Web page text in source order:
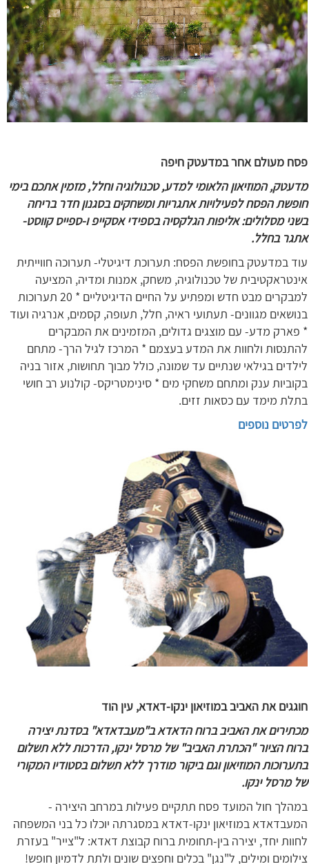
פסח מעולם אחר במדעטק חיפה
מדעטק, המוזיאון הלאומי למדע, טכנולוגיה וחלל, מזמין אתכם בימי
חופשת הפסח לפעילויות אתגריות ומשחקים בסגנון חדר בריחה
בשני מסלולים: אליפות הגלקסיה בספידי אסקייפ ו-ספייס קווסט-
אתגר בחלל.
עוד במדעטק בחופשת הפסח: תערוכת דיגיטלי- תערוכה חווייתית
אינטראקטיבית של טכנולוגיה, משחק, אמנות ומדיה, המציעה
למבקרים מבט חדש ומפתיע על החיים הדיגיטליים * 20 תערוכות
בנושאים מגוונים- תעתועי ראיה, חלל, תעופה, קסמים, אנרגיה ועוד
* פארק מדע- עם מוצגים גדולים, המזמינים את המבקרים
להתנסות ולחוות את המדע בעצמם * המרכז לגיל הרך- מתחם
לילדים בגילאי שנתיים עד שמונה, כולל מבוך תחושות, אזור בניה
בקוביות ענק ומתחם משחקי מים * סינימטריקס- קולנוע רב חושי
בתלת מימד עם כסאות זזים.
לפרטים נוספים
חוגגים את האביב במוזיאון ינקו-דאדא, עין הוד
מכתירים את האביב ברוח הדאדא ב"מעבדאדא" בסדנת יצירה
ברוח הציור "הכתרת האביב" של מרסל ינקו, הדרכות ללא תשלום
בתערוכות המוזיאון וגם ביקור מודרך ללא תשלום בסטודיו המקורי
של מרסל ינקו.
במהלך חול המועד פסח תתקיים פעילות במרחב היצירה -
המעבדאדא במוזיאון ינקו-דאדא במסגרתה יוכלו כל בני המשפחה
לחוות יחד, יצירה בין-תחומית ברוח קבוצת דאדא: ל"צייר" בעזרת
צילומים ומילים, ל"נגן" בכלים וחפצים שונים ולתת לדמיון חופש!